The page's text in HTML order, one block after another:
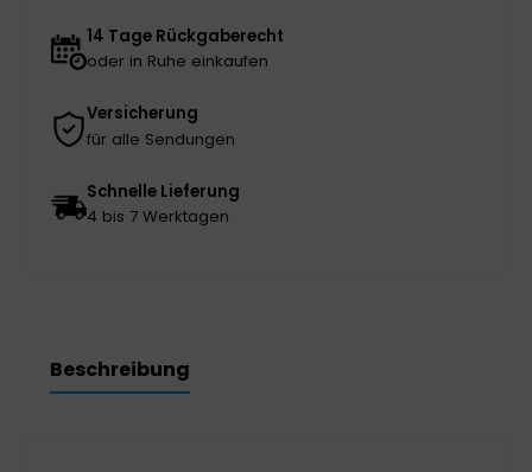
14 Tage Rückgaberecht
oder in Ruhe einkaufen
Versicherung
für alle Sendungen
Schnelle Lieferung
4 bis 7 Werktagen
Beschreibung